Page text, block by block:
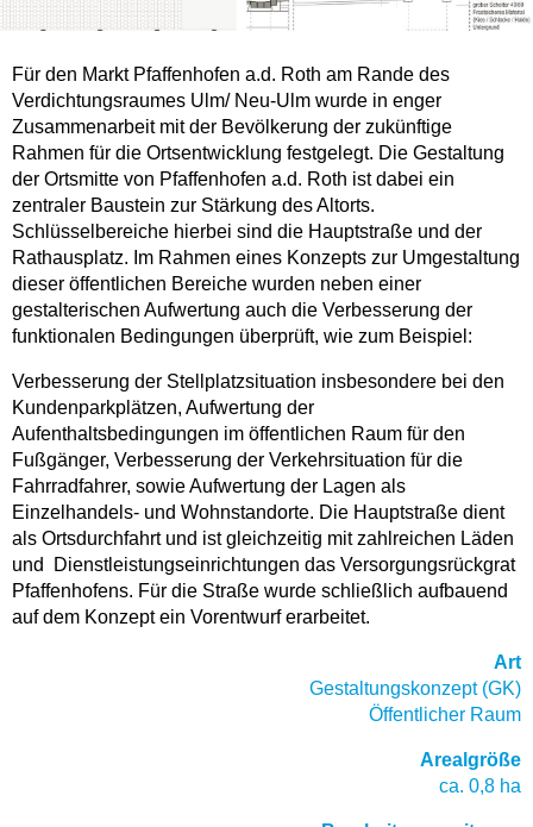
Für den Markt Pfaffenhofen a.d. Roth am Rande des
Verdichtungsraumes Ulm/ Neu-Ulm wurde in enger
Zusammenarbeit mit der Bevölkerung der zukünftige
Rahmen für die Ortsentwicklung festgelegt. Die Gestaltung
der Ortsmitte von Pfaffenhofen a.d. Roth ist dabei ein
zentraler Baustein zur Stärkung des Altorts.
Schlüsselbereiche hierbei sind die Hauptstraße und der
Rathausplatz. Im Rahmen eines Konzepts zur Umgestaltung
dieser öffentlichen Bereiche wurden neben einer
gestalterischen Aufwertung auch die Verbesserung der
funktionalen Bedingungen überprüft, wie zum Beispiel:
Verbesserung der Stellplatzsituation insbesondere bei den
Kundenparkplätzen, Aufwertung der
Aufenthaltsbedingungen im öffentlichen Raum für den
Fußgänger, Verbesserung der Verkehrsituation für die
Fahrradfahrer, sowie Aufwertung der Lagen als
Einzelhandels- und Wohnstandorte. Die Hauptstraße dient
als Ortsdurchfahrt und ist gleichzeitig mit zahlreichen Läden
und Dienstleistungseinrichtungen das Versorgungsrückgrat
Pfaffenhofens. Für die Straße wurde schließlich aufbauend
auf dem Konzept ein Vorentwurf erarbeitet.
Art
Gestaltungskonzept (GK)
Öffentlicher Raum
Arealgröße
ca. 0,8 ha